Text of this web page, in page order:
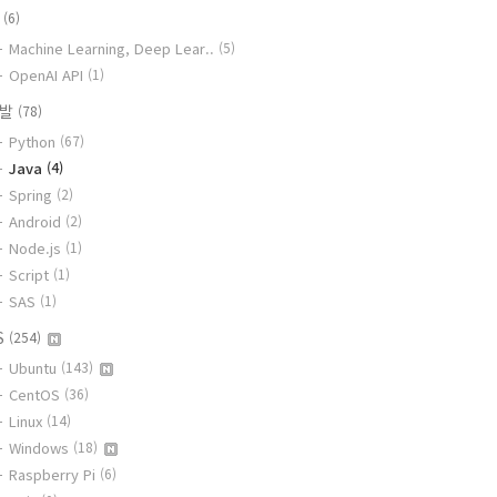
(6)
Machine Learning, Deep Lear.. (5)
OpenAI API (1)
(78)
Python (67)
Java (4)
Spring (2)
Android (2)
Node.js (1)
Script (1)
SAS (1)
(254)
Ubuntu (143)
CentOS (36)
Linux (14)
Windows (18)
Raspberry Pi (6)